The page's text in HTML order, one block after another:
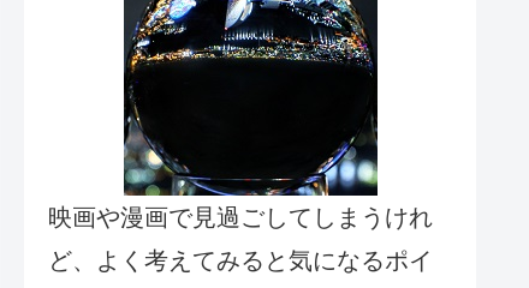
映画や漫画で見過ごしてしまうけれ
ど、よく考えてみると気になるポイ